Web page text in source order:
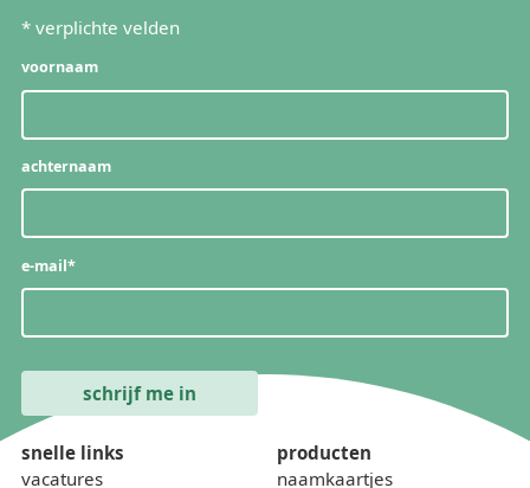
* verplichte velden
voornaam
achternaam
e-mail*
snelle links
vacatures
producten
naamkaartjes